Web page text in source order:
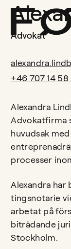
Advokat
+46 707 14 58
Alexandra
Advokatfirma
huvudsak
processer
Alexandra har
tingsnotarie
arbetat på
biträdande
Stockholm.